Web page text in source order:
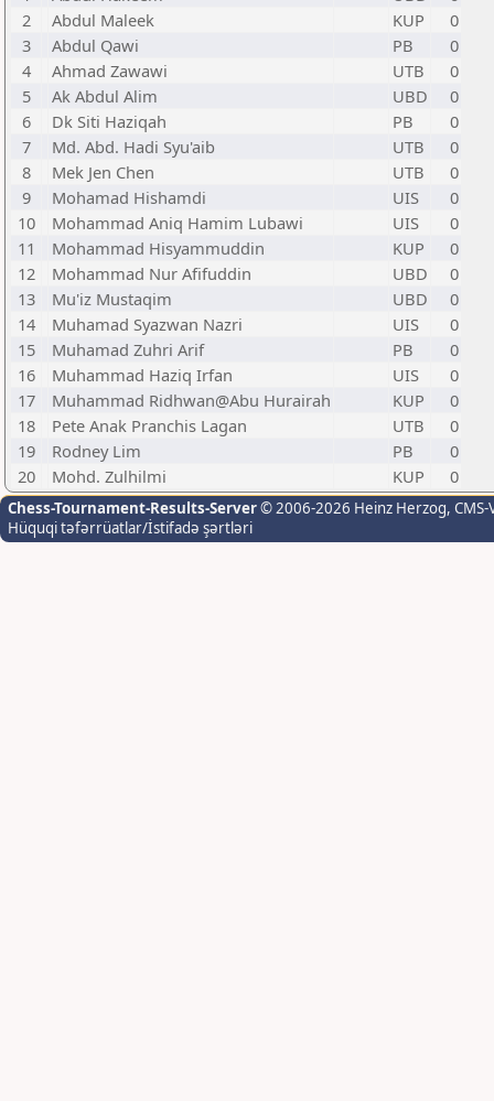
2
Abdul Maleek KUP
0
3
Abdul Qawi PB
0
4
Ahmad Zawawi UTB
0
5
Ak Abdul Alim UBD
0
6
Dk Siti Haziqah PB
0
7
Md. Abd. Hadi Syu'aib UTB
0
8
Mek Jen Chen UTB
0
9
Mohamad Hishamdi UIS
0
10
Mohammad Aniq Hamim Lubawi UIS
0
11
Mohammad Hisyammuddin KUP
0
12
Mohammad Nur Afifuddin UBD
0
13
Mu'iz Mustaqim UBD
0
14
Muhamad Syazwan Nazri UIS
0
15
Muhamad Zuhri Arif PB
0
16
Muhammad Haziq Irfan UIS
0
17
Muhammad Ridhwan@Abu Hurairah KUP
0
18
Pete Anak Pranchis Lagan UTB
0
19
Rodney Lim PB
0
20
Mohd. Zulhilmi KUP 0
Chess-Tournament-Results-Server© 2006-2026 Heinz Herzog,
Hüquqi təfərrüatlar/İstifadə şərtləri